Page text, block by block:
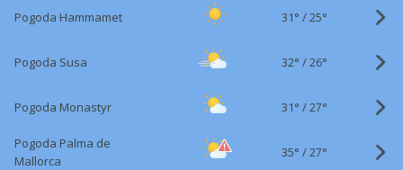
Pogoda Hammamet 31° /25°
Pogoda Susa 32° /26°
Pogoda Monastyr 31° /27°
Pogoda Palma de
Mallorca
35° /27°